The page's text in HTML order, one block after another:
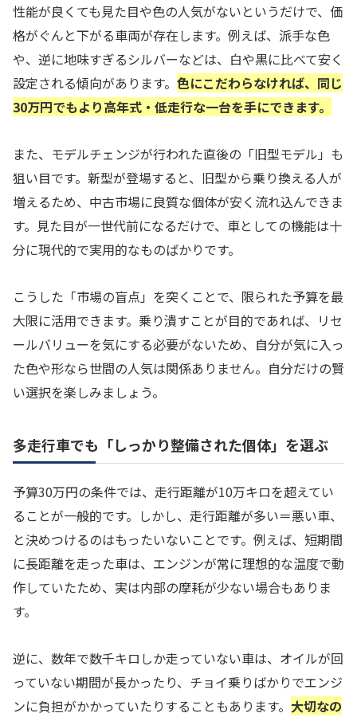
性能が良くても見た目や色の人気がないというだけで、価
格がぐんと下がる車両が存在します。例えば、派手な色
や、逆に地味すぎるシルバーなどは、白や黒に比べて安く
設定される傾向があります。 色にこだわらなければ、同じ
30万円でもより高年式・低走行な一台を手にできます。
また、モデルチェンジが行われた直後の「旧型モデル」も
狙い目です。新型が登場すると、旧型から乗り換える人が
増えるため、中古市場に良質な個体が安く流れ込んできま
す。見た目が一世代前になるだけで、車としての機能は十
分に現代的で実用的なものばかりです。
こうした「市場の盲点」を突くことで、限られた予算を最
大限に活用できます。乗り潰すことが目的であれば、リセ
ールバリューを気にする必要がないため、自分が気に入っ
た色や形なら世間の人気は関係ありません。自分だけの賢
い選択を楽しみましょう。
多走行車でも「しっかり整備された個体」を選ぶ
予算30万円の条件では、走行距離が10万キロを超えてい
ることが一般的です。しかし、走行距離が多い＝悪い車、
と決めつけるのはもったいないことです。例えば、短期間
に長距離を走った車は、エンジンが常に理想的な温度で動
作していたため、実は内部の摩耗が少ない場合もありま
す。
逆に、数年で数千キロしか走っていない車は、オイルが回
っていない期間が長かったり、チョイ乗りばかりでエンジ
ンに負担がかかっていたりすることもあります。 大切なの